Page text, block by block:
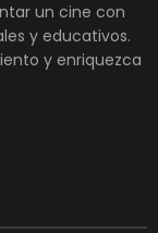
un cine con
y educativos.
y enriquezca